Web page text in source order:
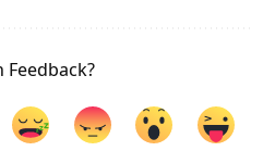
Feedback?